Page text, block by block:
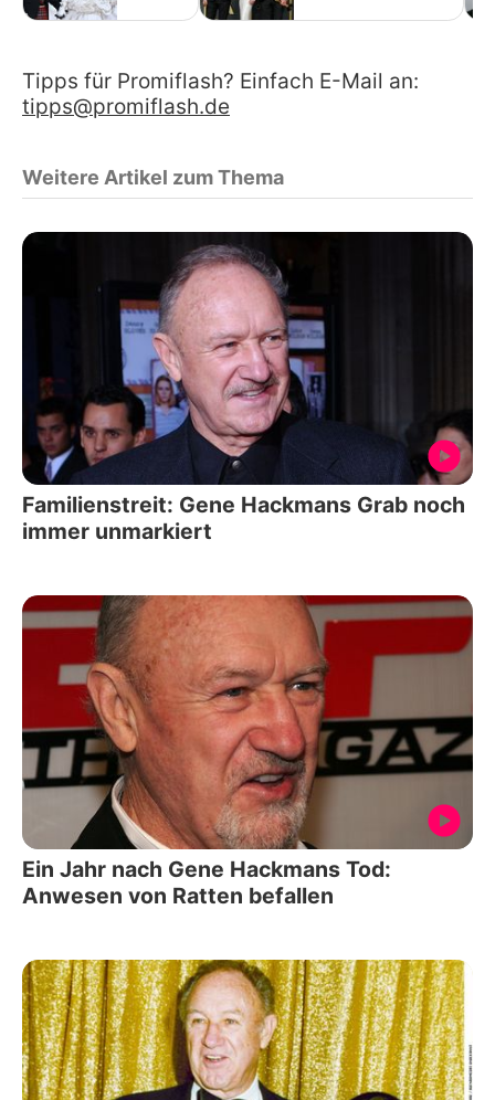
Tipps für Promiflash? Einfach E-Mail an:
tipps@promiflash.de
Weitere Artikel zum Thema
Familienstreit: Gene Hackmans Grab noch
immer unmarkiert
Ein Jahr nach Gene Hackmans Tod:
Anwesen von Ratten befallen